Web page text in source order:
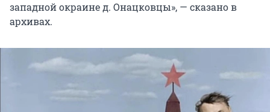
западной окраине д. Онацковцы», — сказано в
архивах.